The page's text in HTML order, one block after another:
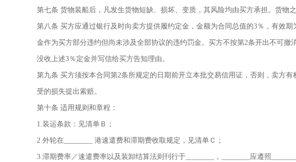
第七条 货物装船后，凡发生货物短缺、损坏、变质，其风险均由买方承担。货物之
第八条 买方应通过银行及时向卖方提供履约定金，金额为合同总值的3％，有效
金作为买方部分违约但尚未涉及全部协议的违约罚金。买方不按第2条开出不可撤
没收上述3％定金并写信给买方告知理由。
第九条 买方须按本合同第2条所规定的日期前开立本批交易信用证，否则，卖方
受的损失提出索赔。
第十条 适用规则和章程：
1.装运条款：见清单Ｂ；
2.外轮在________ 港速遣费和滞期费收取规定，见清单Ｃ；
3.滞期费率／速遣费率以及装卸结算法则刊行于________，________应遵照